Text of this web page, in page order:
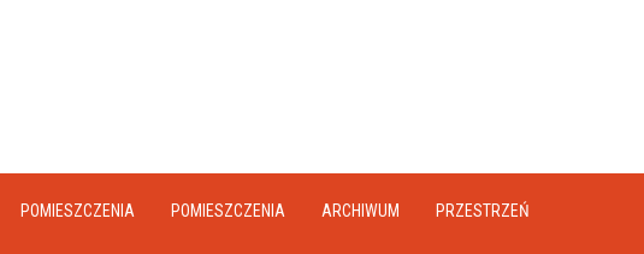
POMIESZCZENIA POMIESZCZENIA ARCHIWUM PRZESTRZEŃ